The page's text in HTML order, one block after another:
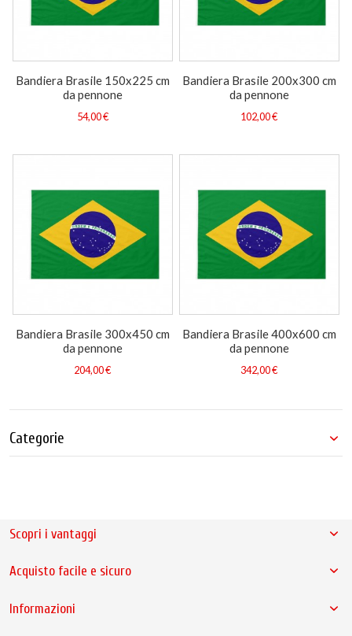
Bandiera Brasile 150x225 cm
da pennone
54,00 €
Bandiera Brasile 200x300 cm
da pennone
102,00 €
Bandiera Brasile 300x450 cm
da pennone
204,00 €
Bandiera Brasile 400x600 cm
da pennone
342,00 €
Categorie
Scopri i vantaggi
Acquisto facile e sicuro
Informazioni